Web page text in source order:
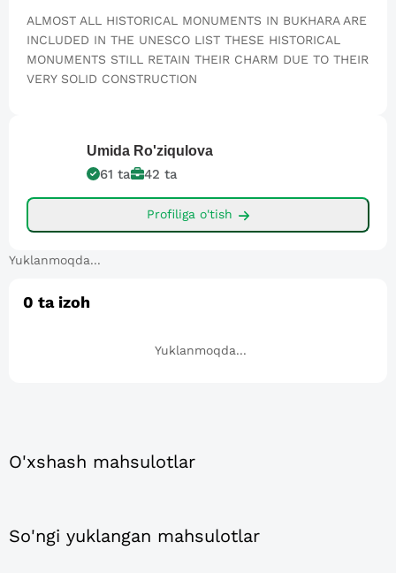
ALMOST ALL HISTORICAL MONUMENTS IN BUKHARA ARE
INCLUDED IN THE UNESCO LIST THESE HISTORICAL
MONUMENTS STILL RETAIN THEIR CHARM DUE TO THEIR
VERY SOLID CONSTRUCTION
Umida Ro'ziqulova
61 ta 42 ta
Profiliga o'tish
Yuklanmoqda...
0 ta izoh
Yuklanmoqda...
O'xshash mahsulotlar
So'ngi yuklangan mahsulotlar